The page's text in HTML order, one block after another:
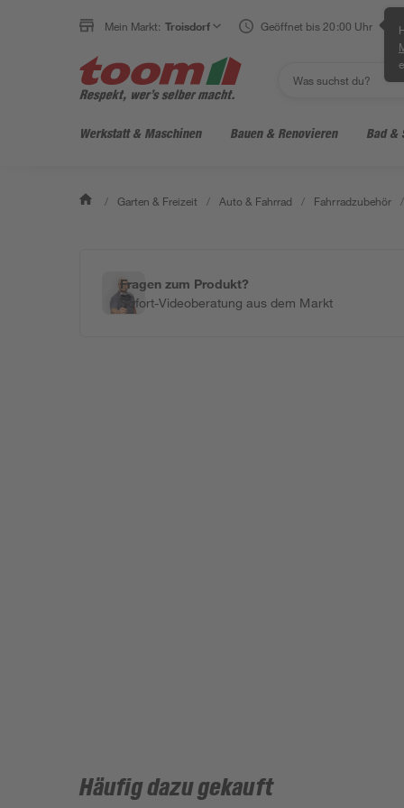
Mein Markt: Troisdorf Geöffnet bis 20:00 Uhr
Werkstatt & Maschinen Bauen & Renovieren Bad &
/ Garten & Freizeit / Auto & Fahrrad / Fahrradzubehör /
Fragen zum Produkt?
Sofort-Videoberatung aus dem Markt
Häufig dazu gekauft